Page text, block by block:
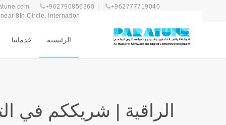
+962790856360 +962777719040
8th Circle, International Complex 47, 1st Floor
الرئيسية خدماتنا
الراقية | شريككم في